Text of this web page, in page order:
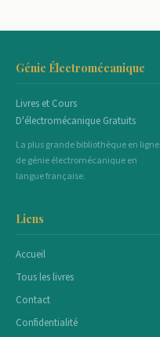
Génie Électromécanique
Livres et Cours
D'électromécanique Gratuits
La plus grande bibliothèque en ligne
de génie électromécanique en
langue française.
Liens
Accueil
Tous les livres
Contact
Confidentialité